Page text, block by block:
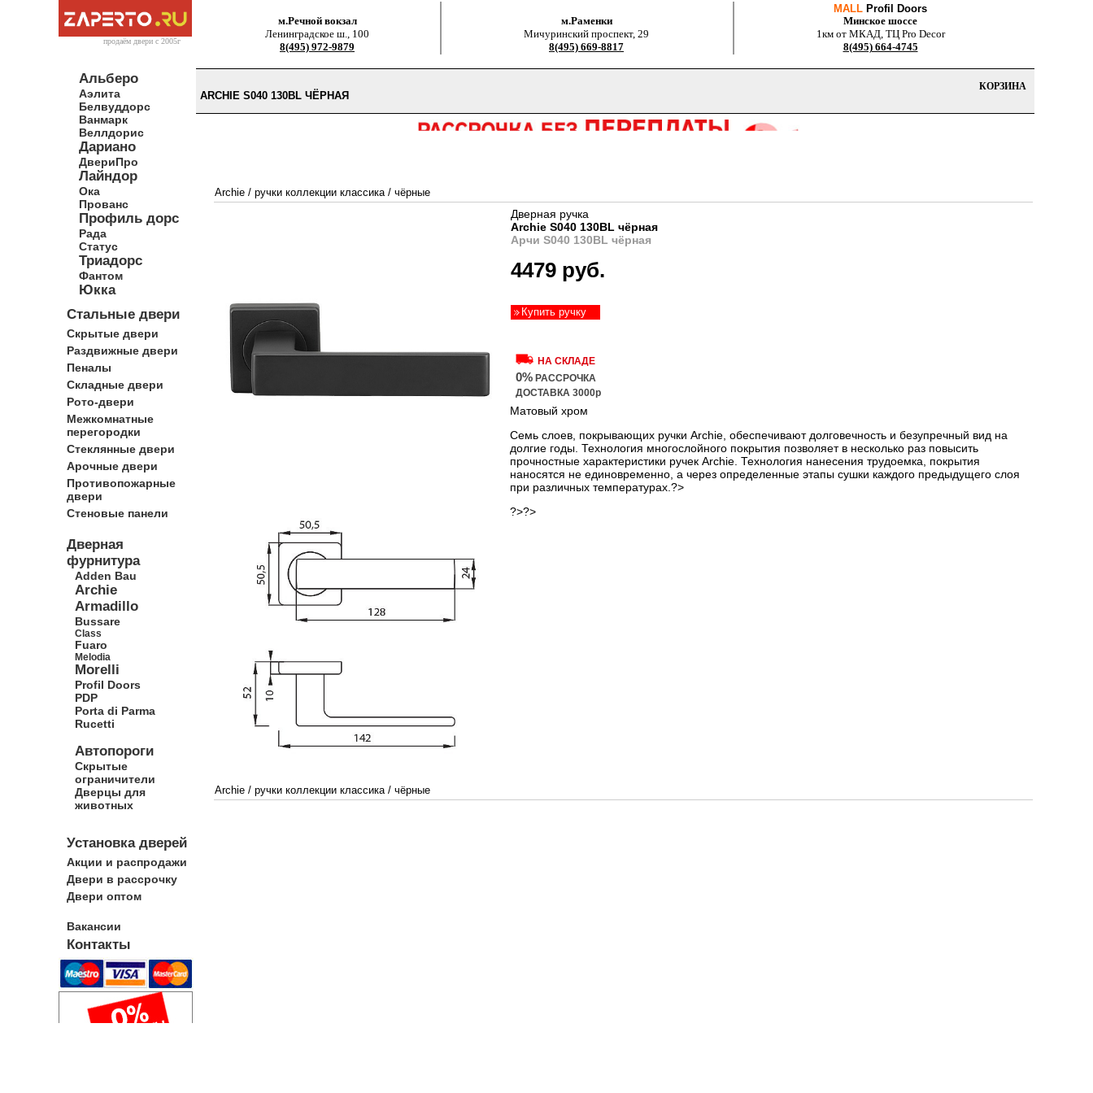
продаём двери c 2005г
Альберо
Аэлита
Белвуддорс
Ванмарк
Веллдорис
Дариано
ДвериПро
Лайндор
Ока
Прованс
Профиль дорс
Рада
Статус
Триадорс
Фантом
Юкка
Стальные двери
Скрытые двери
Раздвижные двери
Пеналы
Складные двери
Рото-двери
Межкомнатные
перегородки
Стеклянные двери
Арочные двери
Противопожарные
двери
Стеновые панели
Дверная
фурнитура
Adden Bau
Archie
Armadillo
Bussare
Class
Fuaro
Melodia
Morelli
Profil Doors
PDP
Porta di Parma
Rucetti
Автопороги
Скрытые
ограничители
Дверцы для
животных
Установка дверей
Акции и распродажи
Двери в рассрочку
Двери оптом
Вакансии
Контакты
м.Речной вокзал
Ленинградское ш., 100
8(495) 972-9879
м.Раменки
Мичуринский проспект, 29
8(495) 669-8817
MALL Profil Doors
Минское шоссе
1км от МКАД, ТЦ Pro Decor
8(495) 664-4745
КОРЗИНА
ARCHIE S040 130BL ЧЁРНАЯ
Archie / ручки коллекции классика/ чёрные
Дверная ручка
Archie S040 130BL чёрная
Арчи S040 130BL чёрная
4479 руб.
Купить ручку
НА СКЛАДЕ
0% РАССРОЧКА
ДОСТАВКА 3000р
Матовый хром
Семь слоев, покрывающих ручки Archie, обеспечивают долговечность и безупречный вид на
долгие годы. Технология многослойного покрытия позволяет в несколько раз повысить
прочностные характеристики ручек Archie. Технология нанесения трудоемка, покрытия
наносятся не единовременно, а через определенные этапы сушки каждого предыдущего слоя
при различных температурах.?>
?>?>
Archie / ручки коллекции классика/ чёрные